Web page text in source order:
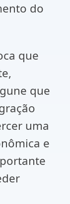
do
que
que
uma
e